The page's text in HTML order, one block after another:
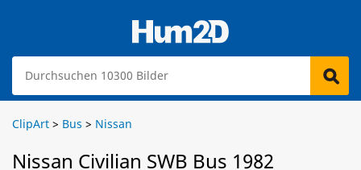
ClipArt > Bus > Nissan
Nissan Civilian SWB Bus 1982